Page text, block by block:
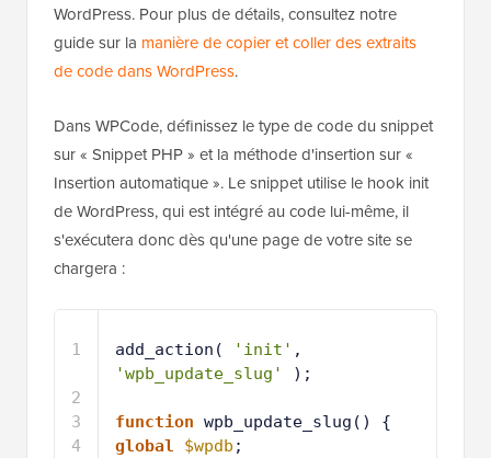
WordPress. Pour plus de détails, consultez notre
guide sur la manière de copier et coller des extraits
de code dans WordPress.
Dans WPCode, définissez le type de code du snippet
sur « Snippet PHP » et la méthode d'insertion sur «
Insertion automatique ». Le snippet utilise le hook init
de WordPress, qui est intégré au code lui-même, il
s'exécutera donc dès qu'une page de votre site se
chargera :
1
2
3
4
add_action( 'init'
'wpb_update_slug'
);
function wpb_update_slug() {
global
$wpdb ;